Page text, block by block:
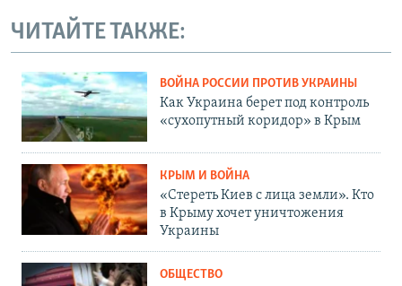
ЧИТАЙТЕ ТАКЖЕ:
ВОЙНА РОССИИ ПРОТИВ УКРАИНЫ
Как Украина берет под контроль
«сухопутный коридор» в Крым
КРЫМ И ВОЙНА
«Стереть Киев с лица земли». Кто
в Крыму хочет уничтожения
Украины
ОБЩЕСТВО